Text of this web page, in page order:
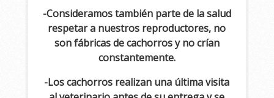
-Consideramos también parte de la salud
respetar a nuestros reproductores, no
son fábricas de cachorros y no crían
constantemente.
-Los cachorros realizan una última visita